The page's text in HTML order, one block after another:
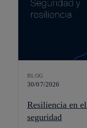
BLOG
30/07/2026
Resiliencia en
seguridad